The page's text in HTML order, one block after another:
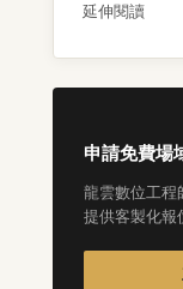
延伸閱讀
申請免費場
龍雲數位工程
提供客製化報